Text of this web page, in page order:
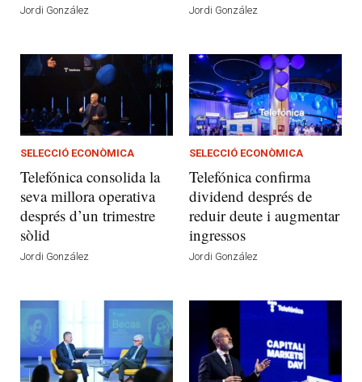
Jordi González Jordi González
SELECCIÓ ECONÒMICA
Telefónica consolida la
seva millora operativa
després d’un trimestre
sòlid
Jordi González
SELECCIÓ ECONÒMICA
Telefónica confirma
dividend després de
reduir deute i augmentar
ingressos
Jordi González